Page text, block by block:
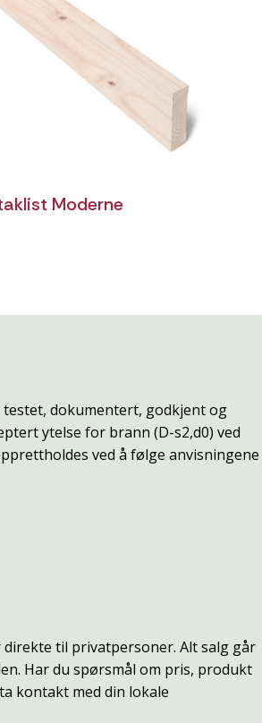
Moderne
dokumentert, godkjent og
ytelse for brann (D-s2,d0) ved
ved å følge anvisningene
til privatpersoner. Alt salg går
Har du spørsmål om pris, produkt
kontakt med din lokale